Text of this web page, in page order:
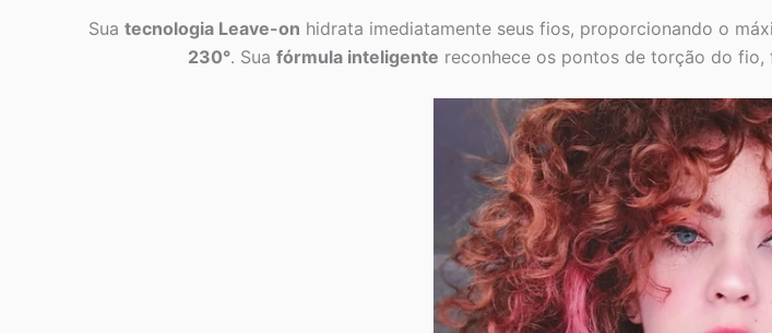
Sua tecnologia Leave-on hidrata imediatamente seus fios, proporcionando o
230°. Sua fórmula inteligente reconhece os pontos de torção do